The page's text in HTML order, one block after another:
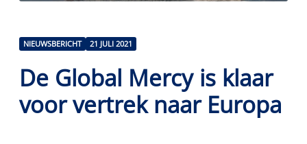
NIEUWSBERICHT 21 JULI 2021
De Global Mercy is klaar
voor vertrek naar Europa